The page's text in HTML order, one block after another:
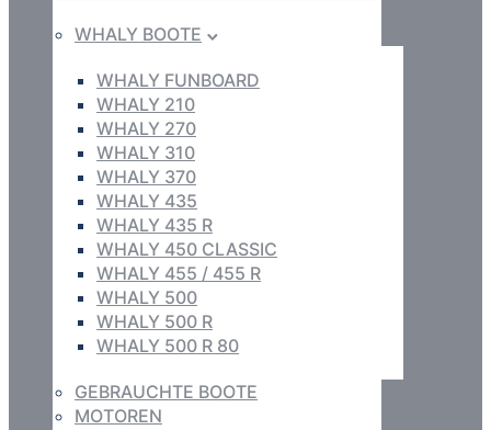
WHALY BOOTE
WHALY FUNBOARD
WHALY 210
WHALY 270
WHALY 310
WHALY 370
WHALY 435
WHALY 435 R
WHALY 450 CLASSIC
WHALY 455 / 455 R
WHALY 500
WHALY 500 R
WHALY 500 R 80
GEBRAUCHTE BOOTE
MOTOREN